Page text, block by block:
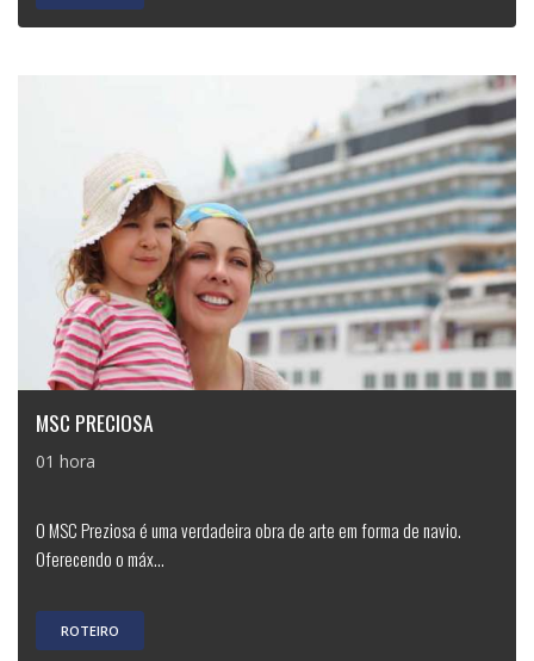
MSC PRECIOSA
01 hora
O MSC Preziosa é uma verdadeira obra de arte em forma de navio.
Oferecendo o máx...
ROTEIRO